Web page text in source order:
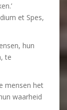
et Spes,
hun
te
mensen het
waarheid